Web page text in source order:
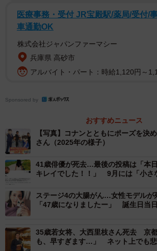
功績と想いを、製作スタッフ一同、大切
山崎さんの訃報はインターネット上で
務所や作品の公式サイトは一時、つなが
ックで言葉が見つからない」「あまりに
「涙が止まらない」などの声が相次いで
医療事務・受付 JR宝殿駅/薬局/受付/
車通勤OK
株式会社ジャパンファーマシー
兵庫県 高砂市
アルバイト・パート：時給1,120円～
Sponsored by
おすすめニュース
【写真】コナンとともにポーズを決
さん（2025年の様子）
41歳俳優が死去…最後の投稿は「本
キレイでした！！」 9月には「小さ
ステージ4の大腸がん…女性モデル
「47歳になりましたー」 誕生日当
35歳若女将、大西里枝さん死去 京
も、早すぎます…」 ネット上でも